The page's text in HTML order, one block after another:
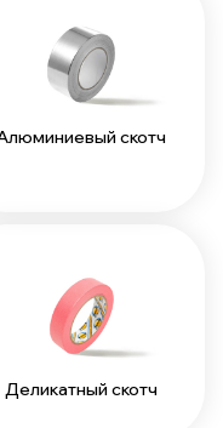
скотч
Деликатный скотч